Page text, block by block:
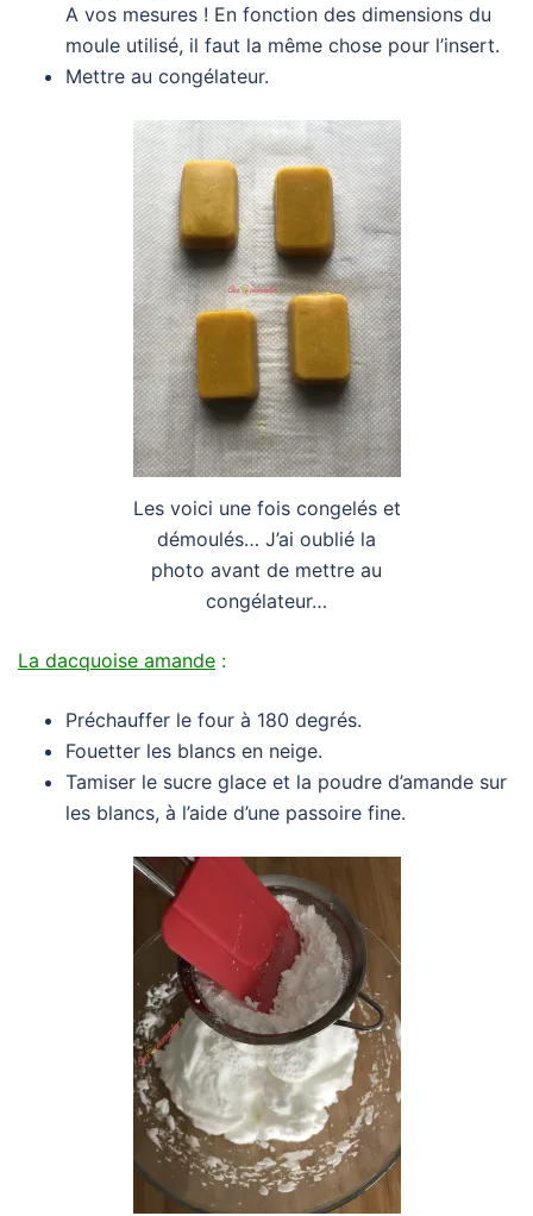
A vos mesures ! En fonction des dimensions du
moule utilisé, il faut la même chose pour l’insert.
Mettre au congélateur.
Les voici une fois congelés et
démoulés… J’ai oublié la
photo avant de mettre au
congélateur…
La dacquoise amande :
Préchauffer le four à 180 degrés.
Fouetter les blancs en neige.
Tamiser le sucre glace et la poudre d’amande sur
les blancs, à l’aide d’une passoire fine.